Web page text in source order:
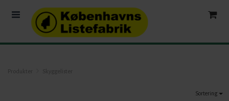
Sortering